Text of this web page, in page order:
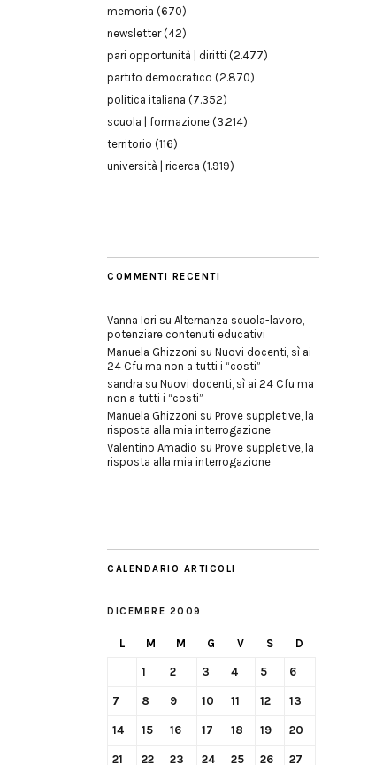
memoria (670)
newsletter(42)
pari opportunità | diritti (2.477)
partito democratico (2.870)
politica italiana (7.352)
scuola | formazione (3.214)
territorio (116)
università | ricerca (1.919)
COMMENTI RECENTI
Vanna Iori su Alternanza scuola-lavoro,
potenziare contenuti educativi
Manuela Ghizzoni su Nuovi docenti, sì ai
24 Cfu ma non a tutti i “costi”
sandra su Nuovi docenti, sì ai 24 Cfu ma
non a tutti i “costi”
Manuela Ghizzoni su Prove suppletive, la
risposta alla mia interrogazione
Valentino Amadio su Prove suppletive, la
risposta alla mia interrogazione
CALENDARIO ARTICOLI
DICEMBRE 2009
L M M G V S D
1 2 3 4 5 6
7 8 9 10 11 12 13
14 15 16 17 18 19 20
21 22 23 24 25 26 27